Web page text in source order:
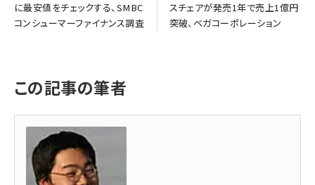
に最安値をチェックする、SMBC
コンシューマーファイナンス調査
スチェアが発売1年で売上1億円
突破、ベガコーポレーション
この記事の筆者